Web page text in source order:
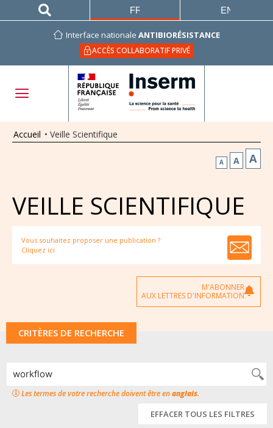
Interface nationale ANTIBIORÉSISTANCE
ACCÈS COLLABORATIF PRIVÉ
FRANÇAIS ENGLISH
Accueil • Veille Scientifique
A A A
VEILLE SCIENTIFIQUE
Vous souhaitez proposer une publication ?
Cliquez ici
M'ABONNER
AUX LETTRES D'INFORMATION
CRITÈRES DE RECHERCHE
Les termes de votre recherche doivent être enanglais.
EFFACER TOUS LES FILTRES